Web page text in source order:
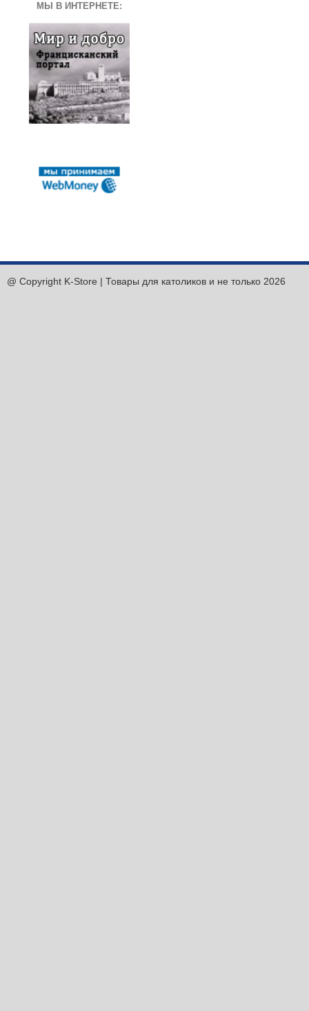
МЫ В ИНТЕРНЕТЕ:
@ Copyright K-Store | Товары для католиков и не только 2026